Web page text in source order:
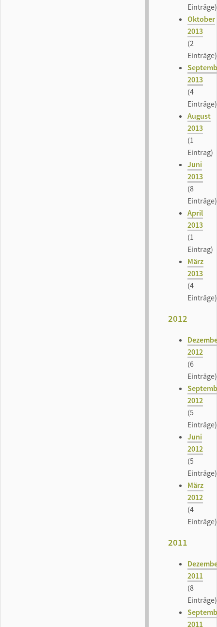
Einträge)
Oktober
2013
(2
Einträge)
2013
(4
Einträge)
August
2013
(1
Eintrag)
Juni
2013
(8
Einträge)
April
2013
(1
Eintrag)
März
2013
(4
Einträge)
2012
2012
(6
Einträge)
2012
(5
Einträge)
Juni
2012
(5
Einträge)
März
2012
(4
Einträge)
2011
2011
(8
Einträge)
2011